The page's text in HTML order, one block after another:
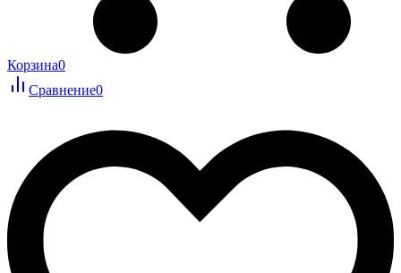
Корзина0
Сравнение0